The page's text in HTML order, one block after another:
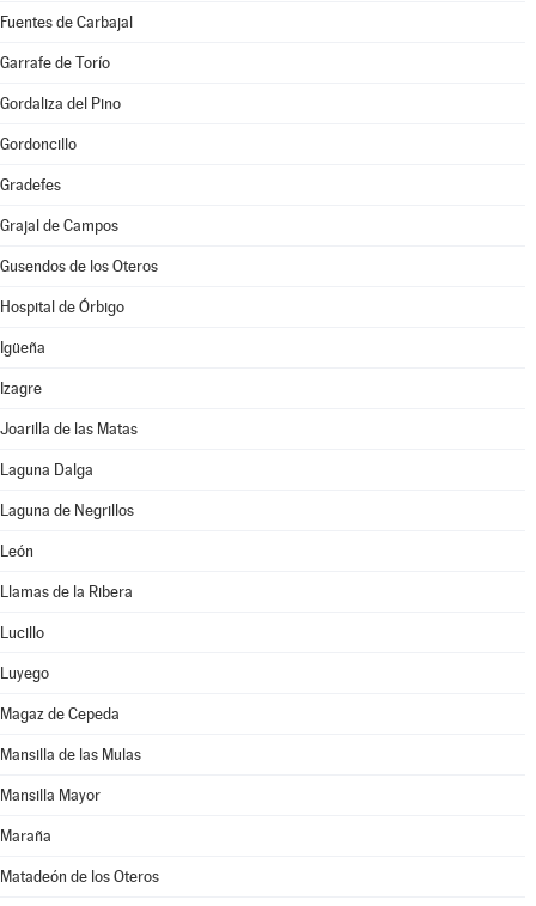
Fuentes de Carbajal
Garrafe de Torío
Gordaliza del Pino
Gordoncillo
Gradefes
Grajal de Campos
Gusendos de los Oteros
Hospital de Órbigo
Igüeña
Izagre
Joarilla de las Matas
Laguna Dalga
Laguna de Negrillos
León
Llamas de la Ribera
Lucillo
Luyego
Magaz de Cepeda
Mansilla de las Mulas
Mansilla Mayor
Maraña
Matadeón de los Oteros